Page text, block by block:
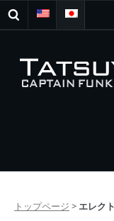
トップページ > エレク